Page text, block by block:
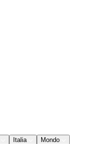
Italia
Mondo